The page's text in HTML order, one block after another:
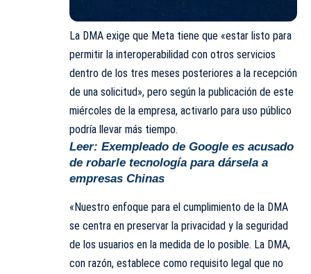
La DMA exige que Meta tiene que «estar listo para
permitir la interoperabilidad con otros servicios
dentro de los tres meses posteriores a la recepción
de una solicitud», pero según la publicación de este
miércoles de la empresa, activarlo para uso público
podría llevar más tiempo.
Leer: Exempleado de Google es acusado
de robarle tecnología para dársela a
empresas Chinas
«Nuestro enfoque para el cumplimiento de la DMA
se centra en preservar la privacidad y la seguridad
de los usuarios en la medida de lo posible. La DMA,
con razón, establece como requisito legal que no